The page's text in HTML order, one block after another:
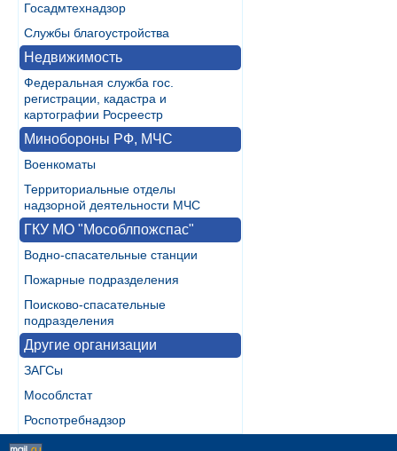
Госадмтехнадзор
Службы благоустройства
Недвижимость
Федеральная служба гос.
регистрации, кадастра и
картографии Росреестр
Минобороны РФ, МЧС
Военкоматы
Территориальные отделы
надзорной деятельности МЧС
ГКУ МО "Мособлпожспас"
Водно-спасательные станции
Пожарные подразделения
Поисково-спасательные
подразделения
Другие организации
ЗАГСы
Мособлстат
Роспотребнадзор